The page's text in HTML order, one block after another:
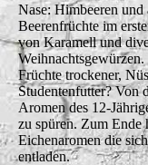
Nase: Himbeeren und
Beerenfrüchte im
von Karamell und
Früchte trockener,
Studentenfutter? Von
Aromen des 12-
zu spüren. Zum Ende
Eichenaromen die
entladen.